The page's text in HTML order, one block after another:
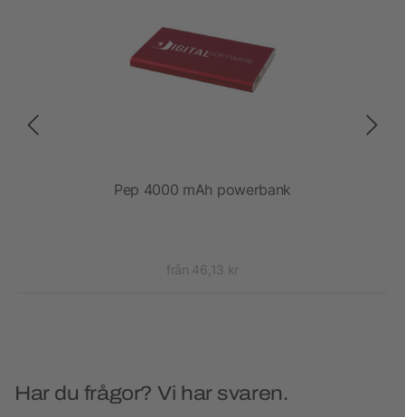
Pep 4000 mAh powerbank
från 46,13 kr
Har du frågor? Vi har svaren.